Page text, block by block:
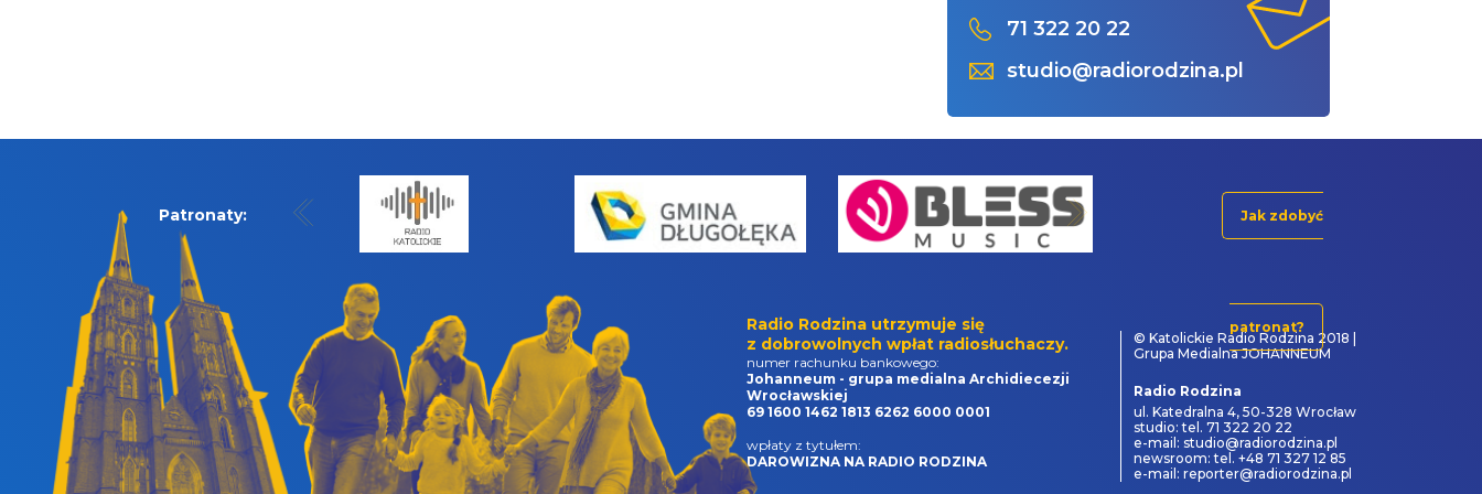
71 322 20 22
studio@radiorodzina.pl
Patronaty: Jak zdobyć
patronat?
Radio Rodzina utrzymuje się
z dobrowolnych wpłat radiosłuchaczy.
numer rachunku bankowego:
Johanneum - grupa medialna Archidiecezji
Wrocławskiej
69 1600 1462 1813 6262 6000 0001
wpłaty z tytułem:
DAROWIZNA NA RADIO RODZINA
© Katolickie Radio Rodzina 2018 |
Grupa Medialna JOHANNEUM
Radio Rodzina
ul. Katedralna 4, 50-328 Wrocław
studio: tel. 71 322 20 22
e-mail: studio@radiorodzina.pl
newsroom: tel. +48 71 327 12 85
e-mail: reporter@radiorodzina.pl